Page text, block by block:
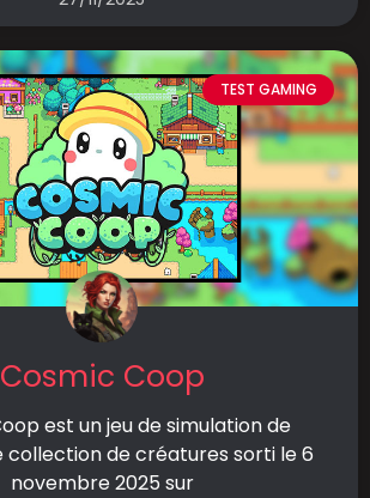
TEST GAMING
Cosmic Coop
est un jeu de simulation de
collection de créatures sorti le 6
novembre 2025 sur